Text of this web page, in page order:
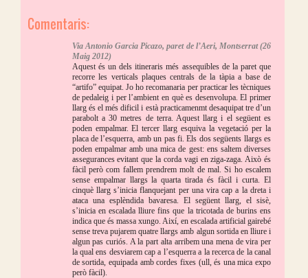
Comentaris:
Via Antonio Garcia Picazo, paret de l’Aeri, Montserrat (26
Maig 2012)
Aquest és un dels itineraris més assequibles de la paret que
recorre les verticals plaques centrals de la tàpia a base de
“artifo” equipat. Jo ho recomanaria per practicar les tècniques
de pedaleig i per l’ambient en què es desenvolupa. El primer
llarg és el més dificil i està practicamenmt desaquipat tre d’un
parabolt a 30 metres de terra. Aquest llarg i el següent es
poden empalmar. El tercer llarg esquiva la vegetació per la
placa de l’esquerra, amb un pas fi. Els dos següents llargs es
poden empalmar amb una mica de gest: ens saltem diverses
assegurances evitant que la corda vagi en ziga-zaga. Això és
fàcil però com fallem prendrem molt de mal. Si ho escalem
sense empalmar llargs la quarta tirada és fàcil i curta. El
cinquè llarg s’inicia flanquejant per una vira cap a la dreta i
ataca una esplèndida bavaresa. El següent llarg, el sisè,
s’inicia en escalada lliure fins que la tricotada de burins ens
indica que és massa xungo. Així, en escalada artificial gairebé
sense treva pujarem quatre llargs amb algun sortida en lliure i
algun pas curiós. A la part alta arribem una mena de vira per
la qual ens desviarem cap a l’esquerra a la recerca de la canal
de sortida, equipada amb cordes fixes (ull, és una mica expo
però fàcil).